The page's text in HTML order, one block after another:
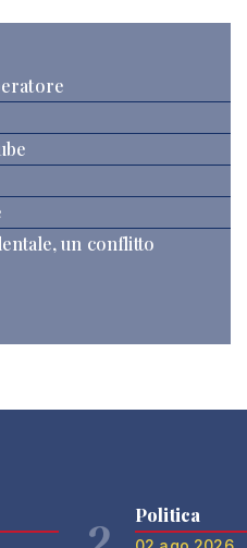
un conflitto
Politica